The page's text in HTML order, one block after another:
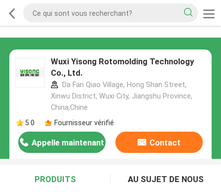
Wuxi Yisong Rotomolding Technology
Co., Ltd.
Da Fan Qiao Village, Hong Shan Street,
Xinwu District, Wuxi City, Jiangshu Province,
China,Chine
5.0
Fournisseur vérifié
Appelle maintenant Contact
PRODUITS AU SUJET DE NOUS